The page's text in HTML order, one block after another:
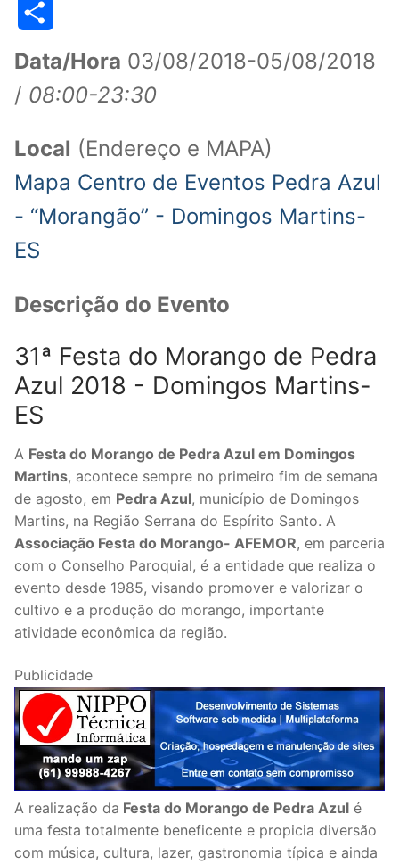
WhatsApp
Data/Hora 03/08/2018-05/08/2018
/ 08:00-23:30
Local (Endereço e MAPA)
Mapa Centro de Eventos Pedra Azul
- “Morangão” - Domingos Martins-
ES
Descrição do Evento
31ª Festa do Morango de Pedra
Azul 2018 - Domingos Martins-
ES
A Festa do Morango de Pedra Azul em Domingos
Martins, acontece sempre no primeiro fim de semana
de agosto, em Pedra Azul, município de Domingos
Martins, na Região Serrana do Espírito Santo. A
Associação Festa do Morango- AFEMOR, em parceria
com o Conselho Paroquial, é a entidade que realiza o
evento desde 1985, visando promover e valorizar o
cultivo e a produção do morango, importante
atividade econômica da região.
Publicidade
A realização da Festa do Morango de Pedra Azul é
uma festa totalmente beneficente e propicia diversão
com música, cultura, lazer, gastronomia típica e ainda